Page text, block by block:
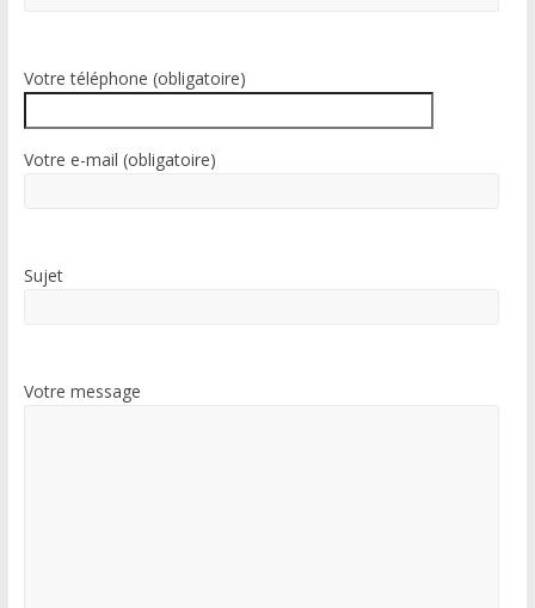
Votre téléphone (obligatoire)
Votre e-mail (obligatoire)
Sujet
Votre message